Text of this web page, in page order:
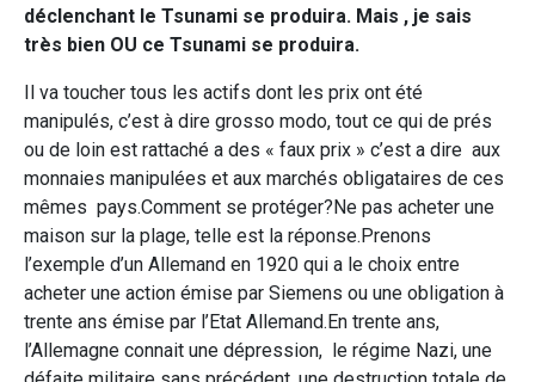
déclenchant le Tsunami se produira. Mais , je sais
très bien OU ce Tsunami se produira.
Il va toucher tous les actifs dont les prix ont été
manipulés, c’est à dire grosso modo, tout ce qui de prés
ou de loin est rattaché a des « faux prix » c’est a dire aux
monnaies manipulées et aux marchés obligataires de ces
mêmes pays.Comment se protéger?Ne pas acheter une
maison sur la plage, telle est la réponse.Prenons
l’exemple d’un Allemand en 1920 qui a le choix entre
acheter une action émise par Siemens ou une obligation à
trente ans émise par l’Etat Allemand.En trente ans,
l’Allemagne connait une dépression, le régime Nazi, une